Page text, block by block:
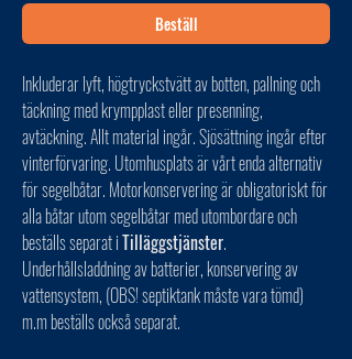
Beställ
Inkluderar lyft, högtryckstvätt av botten, pallning och
täckning med krympplast eller presenning,
avtäckning. Allt material ingår. Sjösättning ingår efter
vinterförvaring. Utomhusplats är vårt enda alternativ
för segelbåtar. Motorkonservering är obligatoriskt för
alla båtar utom segelbåtar med utombordare och
beställs separat iTilläggstjänster.
Underhållsladdning av batterier, konservering av
vattensystem, (OBS! septiktank måste vara tömd)
m.m beställs också separat.